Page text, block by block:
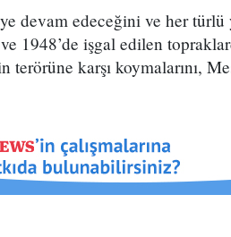
devam edeceğini ve her
1948’de işgal edilen
karşı koymalarını,